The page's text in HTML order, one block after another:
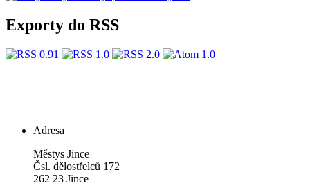
Exporty do RSS
Adresa
Městys Jince
Čsl. dělostřelců 172
262 23 Jince